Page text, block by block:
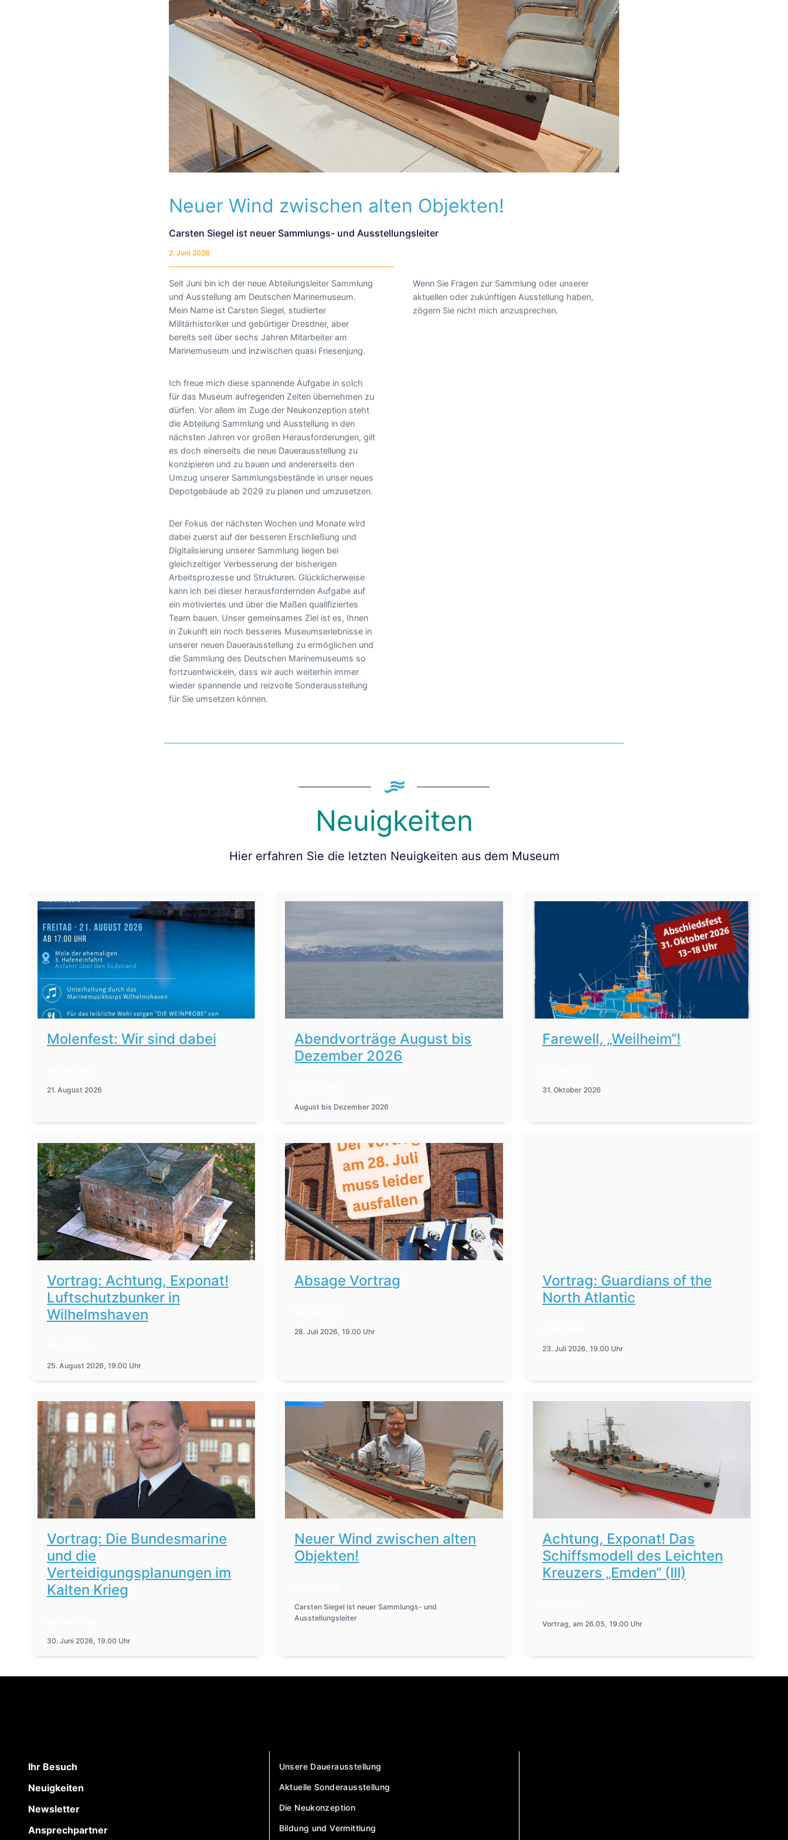
Neuer Wind zwischen alten Objekten!
Carsten Siegel ist neuer Sammlungs- und Ausstellungsleiter
2. Juni 2026
Seit Juni bin ich der neue Abteilungsleiter Sammlung
und Ausstellung am Deutschen Marinemuseum.
Mein Name ist Carsten Siegel, studierter
Militärhistoriker und gebürtiger Dresdner, aber
bereits seit über sechs Jahren Mitarbeiter am
Marinemuseum und inzwischen quasi Friesenjung.
Ich freue mich diese spannende Aufgabe in solch
für das Museum aufregenden Zeiten übernehmen zu
dürfen. Vor allem im Zuge der Neukonzeption steht
die Abteilung Sammlung und Ausstellung in den
nächsten Jahren vor großen Herausforderungen, gilt
es doch einerseits die neue Dauerausstellung zu
konzipieren und zu bauen und andererseits den
Umzug unserer Sammlungsbestände in unser neues
Depotgebäude ab 2029 zu planen und umzusetzen.
Der Fokus der nächsten Wochen und Monate wird
dabei zuerst auf der besseren Erschließung und
Digitalisierung unserer Sammlung liegen bei
gleichzeitiger Verbesserung der bisherigen
Arbeitsprozesse und Strukturen. Glücklicherweise
kann ich bei dieser herausfordernden Aufgabe auf
ein motiviertes und über die Maßen qualifiziertes
Team bauen. Unser gemeinsames Ziel ist es, Ihnen
in Zukunft ein noch besseres Museumserlebnisse in
unserer neuen Dauerausstellung zu ermöglichen und
die Sammlung des Deutschen Marinemuseums so
fortzuentwickeln, dass wir auch weiterhin immer
wieder spannende und reizvolle Sonderausstellung
für Sie umsetzen können.
Wenn Sie Fragen zur Sammlung oder unserer
aktuellen oder zukünftigen Ausstellung haben,
zögern Sie nicht mich anzusprechen.
Neuigkeiten
Hier erfahren Sie die letzten Neuigkeiten aus dem Museum
Molenfest: Wir sind dabei
21. August 2026
Abendvorträge August bis
Dezember 2026
August bis Dezember 2026
Farewell, „Weilheim“!
31. Oktober 2026
Vortrag: Achtung, Exponat!
Luftschutzbunker in
Wilhelmshaven
25. August 2026, 19.00 Uhr
Absage Vortrag
28. Juli 2026, 19.00 Uhr
Vortrag: Guardians of the
North Atlantic
23. Juli 2026, 19.00 Uhr
Vortrag: Die Bundesmarine
und die
Verteidigungsplanungen im
Kalten Krieg
30. Juni 2026, 19.00 Uhr
Neuer Wind zwischen alten
Objekten!
Carsten Siegel ist neuer Sammlungs- und
Ausstellungsleiter
Achtung, Exponat! Das
Schiffsmodell des Leichten
Kreuzers „Emden“ (III)
Vortrag, am 26.05, 19.00 Uhr
Ihr Besuch
Neuigkeiten
Newsletter
Ansprechpartner
Unsere Dauerausstellung
Aktuelle Sonderausstellung
Die Neukonzeption
Bildung und Vermittlung